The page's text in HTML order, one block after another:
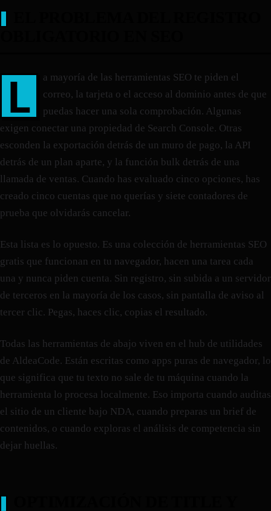
L
a mayoría de las herramientas SEO te piden el
correo, la tarjeta o el acceso al dominio antes de que
puedas hacer una sola comprobación. Algunas
exigen conectar una propiedad de Search Console. Otras
esconden la exportación detrás de un muro de pago, la API
detrás de un plan aparte, y la función bulk detrás de una
llamada de ventas. Cuando has evaluado cinco opciones, has
creado cinco cuentas que no querías y siete contadores de
prueba que olvidarás cancelar.
Esta lista es lo opuesto. Es una colección de herramientas SEO
gratis que funcionan en tu navegador, hacen una tarea cada
una y nunca piden cuenta. Sin registro, sin subida a un servidor
de terceros en la mayoría de los casos, sin pantalla de aviso al
tercer clic. Pegas, haces clic, copias el resultado.
Todas las herramientas de abajo viven en el hub de utilidades
de AldeaCode. Están escritas como apps puras de navegador, lo
que significa que tu texto no sale de tu máquina cuando la
herramienta lo procesa localmente. Eso importa cuando auditas
el sitio de un cliente bajo NDA, cuando preparas un brief de
contenidos, o cuando exploras el análisis de competencia sin
dejar huellas.